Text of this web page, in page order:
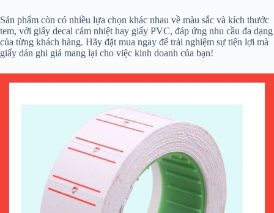
Sản phẩm còn có nhiều lựa chọn khác nhau về màu sắc và kích thước
tem, với giấy decal cảm nhiệt hay giấy PVC, đáp ứng nhu cầu đa dạng
của từng khách hàng. Hãy đặt mua ngay để trải nghiệm sự tiện lợi mà
giấy dán ghi giá mang lại cho việc kinh doanh của bạn!